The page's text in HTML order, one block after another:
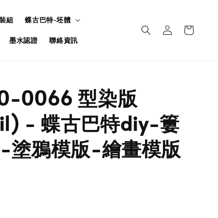
組
蝶古巴特-坯體
墨水認證 聯絡資訊
0066 型染版
- 蝶古巴特diy-簍
塗鴉模版-繪畫模版